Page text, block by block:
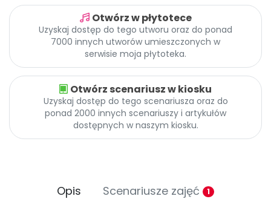
Otwórz w płytotece
Uzyskaj dostęp do tego utworu oraz do ponad
7000 innych utworów umieszczonych w
serwisie moja płytoteka.
Otwórz scenariusz w kiosku
Uzyskaj dostęp do tego scenariusza oraz do
ponad 2000 innych scenariuszy i artykułów
dostępnych w naszym kiosku.
Opis Scenariusze zajęć 1